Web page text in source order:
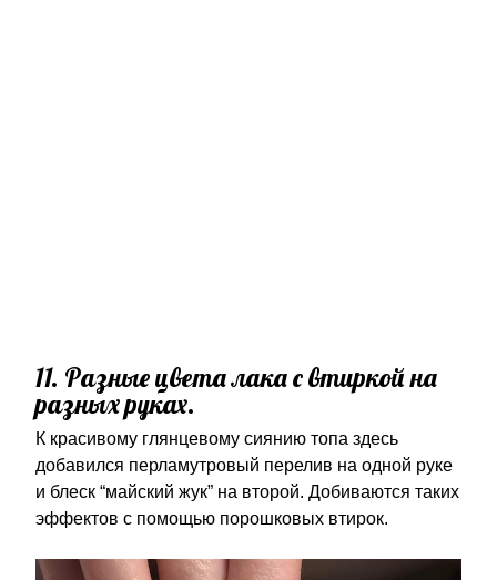
11. Разные цвета лака с втиркой на
разных руках.
К красивому глянцевому сиянию топа здесь
добавился перламутровый перелив на одной руке
и блеск “майский жук” на второй. Добиваются таких
эффектов с помощью порошковых втирок.